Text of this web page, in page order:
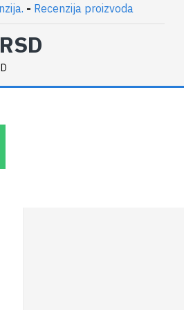
- Recenzija proizvoda